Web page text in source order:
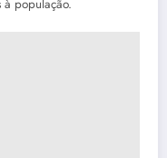
à população.